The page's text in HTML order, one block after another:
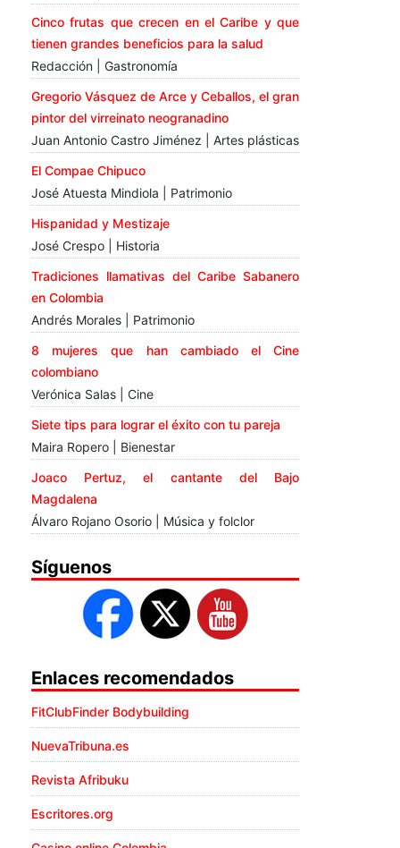
Cinco frutas que crecen en el Caribe y que
tienen grandes beneficios para la salud
Redacción | Gastronomía
Gregorio Vásquez de Arce y Ceballos, el gran
pintor del virreinato neogranadino
Juan Antonio Castro Jiménez | Artes plásticas
El Compae Chipuco
José Atuesta Mindiola | Patrimonio
Hispanidad y Mestizaje
José Crespo | Historia
Tradiciones llamativas del Caribe Sabanero
en Colombia
Andrés Morales | Patrimonio
8 mujeres que han cambiado el Cine
colombiano
Verónica Salas | Cine
Siete tips para lograr el éxito con tu pareja
Maira Ropero | Bienestar
Joaco Pertuz, el cantante del Bajo
Magdalena
Álvaro Rojano Osorio | Música y folclor
Síguenos
Enlaces recomendados
FitClubFinder Bodybuilding
NuevaTribuna.es
Revista Afribuku
Escritores.org